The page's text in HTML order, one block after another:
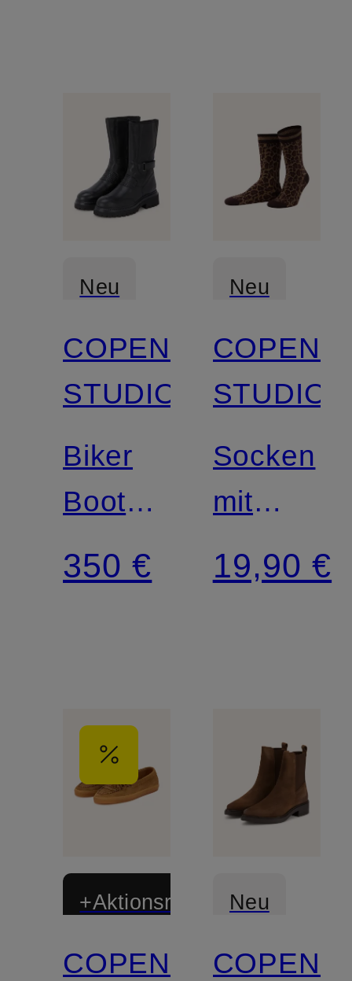
Neu
COPENHAGEN
STUDIOS
Biker
Boots
CPH951
350 €
Neu
STUDIOS
Socken
mit
19,90 €
+Aktionsrabatt
COPENHAGEN
Neu